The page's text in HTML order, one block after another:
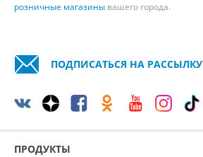
розничные магазины вашего города.
ПОДПИСАТЬСЯ НА РАССЫЛКУ
ПРОДУКТЫ